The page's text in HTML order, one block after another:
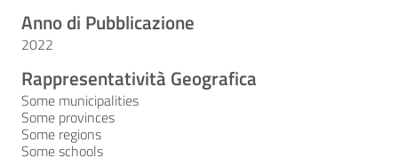
Anno di Pubblicazione
2022
Rappresentatività Geografica
Some municipalities
Some provinces
Some regions
Some schools